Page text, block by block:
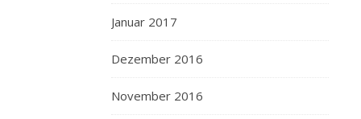
Januar 2017
Dezember 2016
November 2016